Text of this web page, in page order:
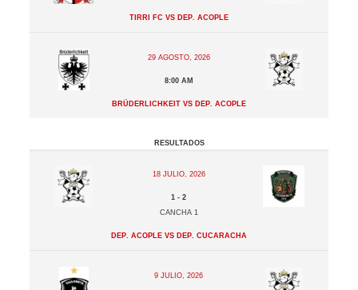
Tirri FC vs Dep. Acople
29 agosto, 2026
8:00 am
Brüderlichkeit vs Dep. Acople
Resultados
18 julio, 2026
1 -2
Cancha 1
Dep. Acople vs Dep. Cucaracha
9 julio, 2026